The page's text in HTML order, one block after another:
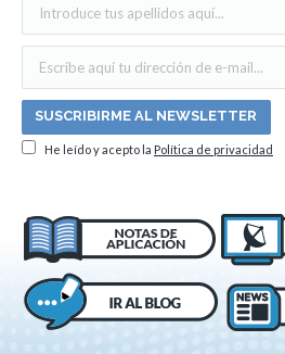
He leído y acepto la Política de privacidad